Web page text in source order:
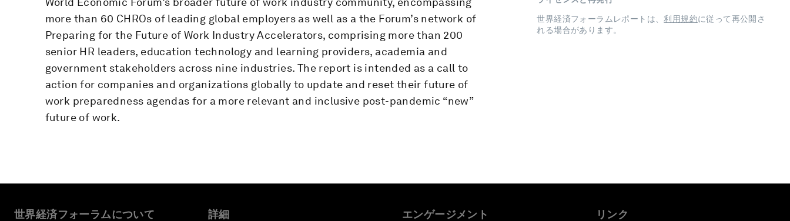
more than 60 CHROs of leading global employers as well as a the Forum’s network of
Preparing for the Future of Work Industry Accelerators, comprising more than 200
senior HR leaders, education technology and learning providers, academia and
government stakeholders across nine industries. The report is intended as a call to
action for companies and organizations globally to update and reset their future of
work preparedness agendas for a more relevant and inclusive post-pandemic “new”
future of work.
世界経済フォーラムレポートは、利用規約に従って再公開さ
れる場合があります。
世界経済フォーラムについて 詳細 エンゲージメント リンク